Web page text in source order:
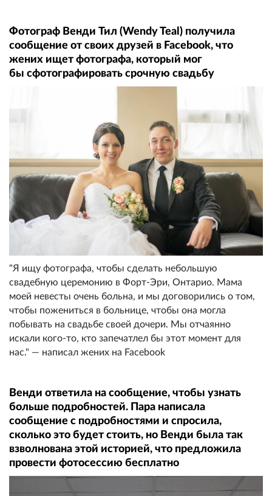
Фотограф Венди Тил (Wendy Teal) получила
сообщение от своих друзей в Facebook, что
жених ищет фотографа, который мог
бы сфотографировать срочную свадьбу
"Я ищу фотографа, чтобы сделать небольшую
свадебную церемонию в Форт-Эри, Онтарио. Мама
моей невесты очень больна, и мы договорились о том,
чтобы пожениться в больнице, чтобы она могла
побывать на свадьбе своей дочери. Мы отчаянно
искали кого-то, кто запечатлел бы этот момент для
нас." — написал жених на Facebook
Венди ответила на сообщение, чтобы узнать
больше подробностей. Пара написала
сообщение с подробностями и спросила,
сколько это будет стоить, но Венди была так
взволнована этой историей, что предложила
провести фотосессию бесплатно